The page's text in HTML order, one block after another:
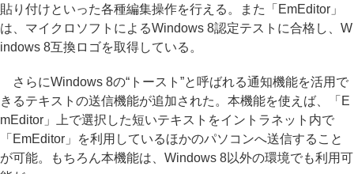
貼り付けといった各種編集操作を行える。また「EmEditor」
は、マイクロソフトによるWindows 8認定テストに合格し、W
indows 8互換ロゴを取得している。
さらにWindows 8の“トースト”と呼ばれる通知機能を活用で
きるテキストの送信機能が追加された。本機能を使えば、「E
mEditor」上で選択した短いテキストをイントラネット内で
「EmEditor」を利用しているほかのパソコンへ送信すること
が可能。もちろん本機能は、Windows 8以外の環境でも利用可